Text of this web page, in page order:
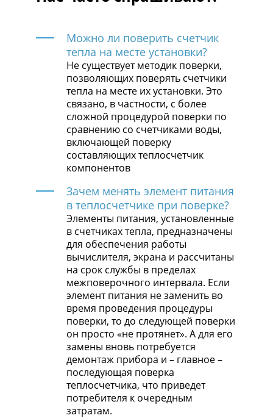
Можно ли поверить счетчик
тепла на месте установки?
Не существует методик поверки,
позволяющих поверять счетчики
тепла на месте их установки. Это
связано, в частности, с более
сложной процедурой поверки по
сравнению со счетчиками воды,
включающей поверку
составляющих теплосчетчик
компонентов
Зачем менять элемент питания
в теплосчетчике при поверке?
Элементы питания, установленные
в счетчиках тепла, предназначены
для обеспечения работы
вычислителя, экрана и рассчитаны
на срок службы в пределах
межповерочного интервала. Если
элемент питания не заменить во
время проведения процедуры
поверки, то до следующей поверки
он просто «не протянет». А для его
замены вновь потребуется
демонтаж прибора и – главное –
последующая поверка
теплосчетчика, что приведет
потребителя к очередным
затратам.